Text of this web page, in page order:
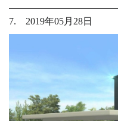
7. 2019年05月28日